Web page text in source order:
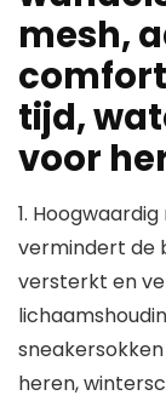
mesh,
tijd,
voor
1.
vermindert de
versterkt en
heren,